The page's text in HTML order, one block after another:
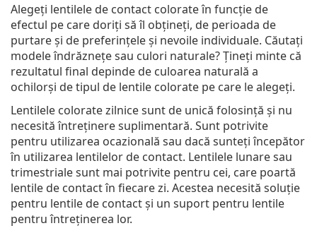
Alegeți lentilele de contact colorate în funcție de
efectul pe care doriți să îl obțineți, de perioada de
purtare și de preferințele și nevoile individuale. Căutați
modele îndrăznețe sau culori naturale? Țineți minte că
rezultatul final depinde de culoarea naturală a
ochilorși de tipul de lentile colorate pe care le alegeți.
Lentilele colorate zilnice sunt de unică folosință și nu
necesită întreținere suplimentară. Sunt potrivite
pentru utilizarea ocazională sau dacă sunteți începător
în utilizarea lentilelor de contact. Lentilele lunare sau
trimestriale sunt mai potrivite pentru cei, care poartă
lentile de contact în fiecare zi. Acestea necesită soluție
pentru lentile de contact și un suport pentru lentile
pentru întreținerea lor.